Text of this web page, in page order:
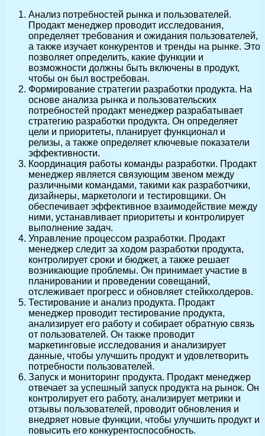
Анализ потребностей рынка и пользователей.
Продакт менеджер проводит исследования,
определяет требования и ожидания пользователей,
а также изучает конкурентов и тренды на рынке. Это
позволяет определить, какие функции и
возможности должны быть включены в продукт,
чтобы он был востребован.
Формирование стратегии разработки продукта. На
основе анализа рынка и пользовательских
потребностей продакт менеджер разрабатывает
стратегию разработки продукта. Он определяет
цели и приоритеты, планирует функционал и
релизы, а также определяет ключевые показатели
эффективности.
Координация работы команды разработки. Продакт
менеджер является связующим звеном между
различными командами, такими как разработчики,
дизайнеры, маркетологи и тестировщики. Он
обеспечивает эффективное взаимодействие между
ними, устанавливает приоритеты и контролирует
выполнение задач.
Управление процессом разработки. Продакт
менеджер следит за ходом разработки продукта,
контролирует сроки и бюджет, а также решает
возникающие проблемы. Он принимает участие в
планировании и проведении совещаний,
отслеживает прогресс и обновляет стейкхолдеров.
Тестирование и анализ продукта. Продакт
менеджер проводит тестирование продукта,
анализирует его работу и собирает обратную связь
от пользователей. Он также проводит
маркетинговые исследования и анализирует
данные, чтобы улучшить продукт и удовлетворить
потребности пользователей.
Запуск и мониторинг продукта. Продакт менеджер
отвечает за успешный запуск продукта на рынок. Он
контролирует его работу, анализирует метрики и
отзывы пользователей, проводит обновления и
внедряет новые функции, чтобы улучшить продукт и
повысить его конкурентоспособность.